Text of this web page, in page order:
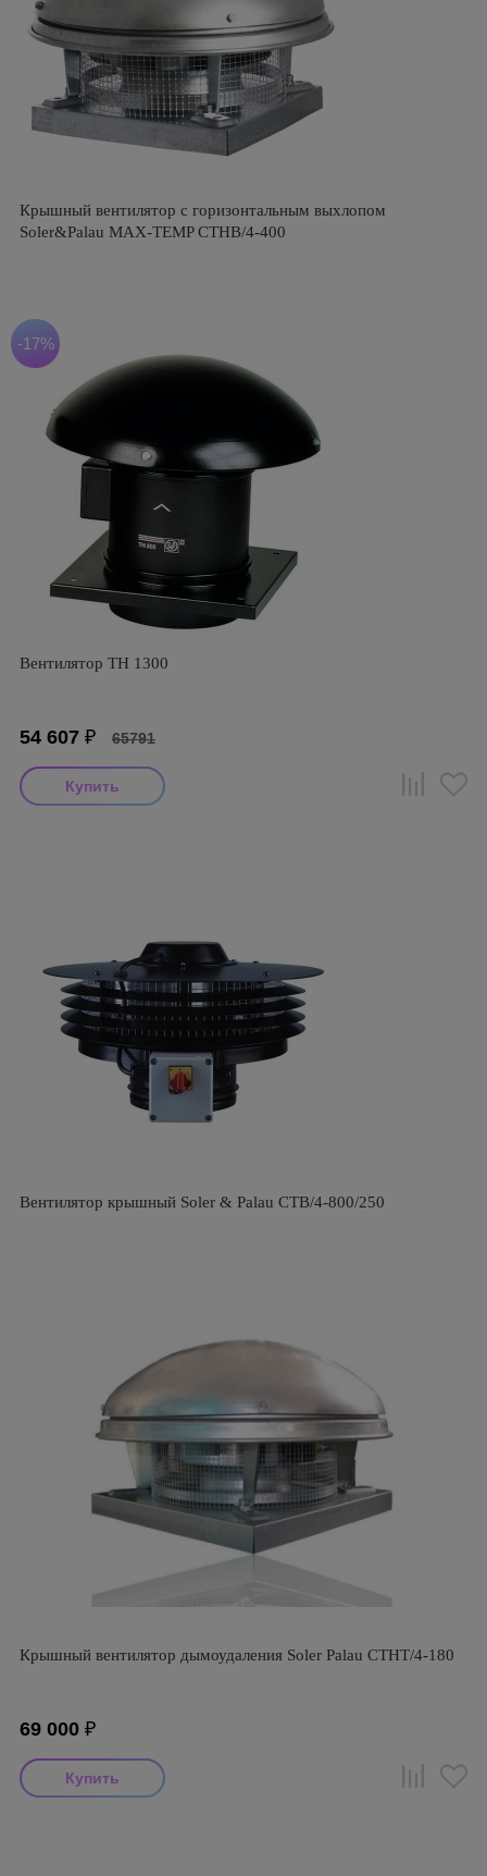
Крышный вентилятор с горизонтальным выхлопом
Soler&Palau MAX-TEMP CTHB/4-400
-17%
Вентилятор TH 1300
54 607 ₽ 65791
Вентилятор крышный Soler & Palau CTB/4-800/250
Крышный вентилятор дымоудаления Soler Palau CTHT/4-180
69 000 ₽